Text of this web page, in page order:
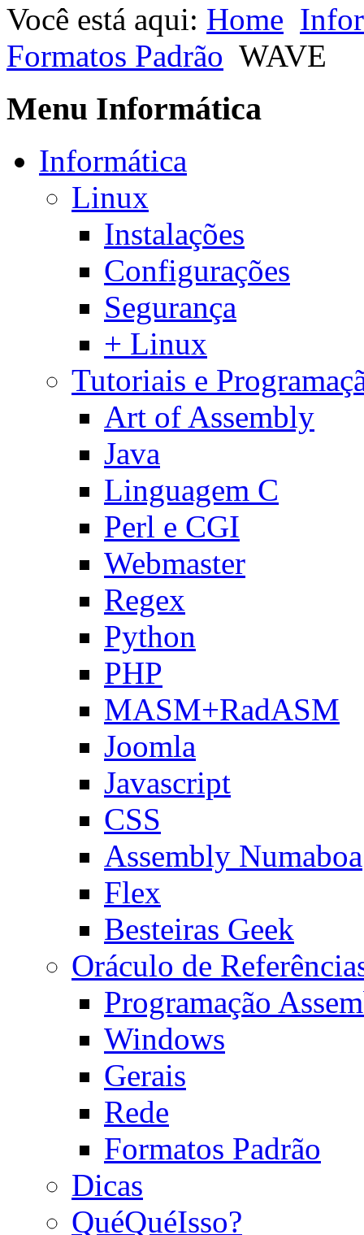
Você está aqui: Home
Formatos Padrão WAVE
Menu Informática
Informática
Linux
Instalações
Configurações
Segurança
+ Linux
Tutoriais e
Art of Assembly
Java
Linguagem C
Perl e CGI
Webmaster
Regex
Python
PHP
MASM+RadASM
Joomla
Javascript
CSS
Assembly Numaboa
Flex
Besteiras Geek
Oráculo de
Programação
Windows
Gerais
Rede
Formatos Padrão
Dicas
QuéQuéIsso?